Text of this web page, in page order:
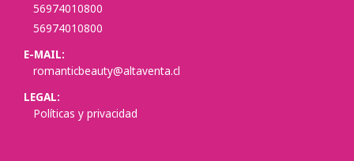
56974010800
56974010800
E-MAIL:
romanticbeauty@altaventa.cl
LEGAL:
Políticas y privacidad